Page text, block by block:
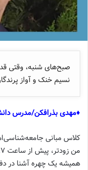
صبح‌های شنبه، وقتی
نسیم خنک و آواز
♦مهدی بذرافکن/مدرس
همیشه یک چهره آشنا در